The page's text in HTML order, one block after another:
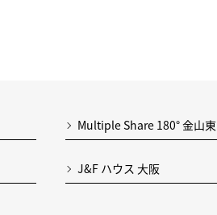
Multiple Share 180° 金山東
J&F ハウス 大阪